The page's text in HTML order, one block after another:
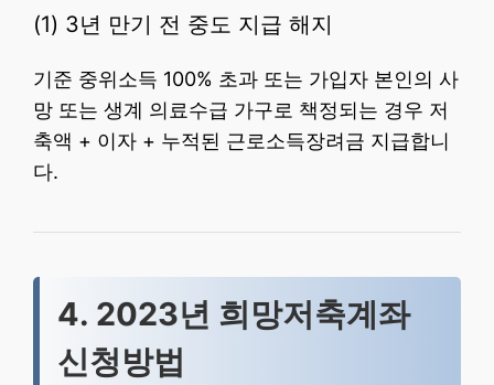
(1) 3년 만기 전 중도 지급 해지
기준 중위소득 100% 초과 또는 가입자 본인의 사
망 또는 생계 의료수급 가구로 책정되는 경우 저
축액 + 이자 + 누적된 근로소득장려금 지급합니
다.
4. 2023년 희망저축계좌
신청방법